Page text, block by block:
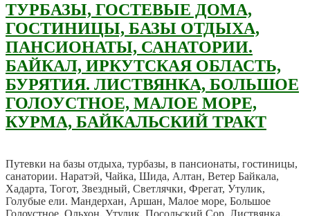
ТУРБАЗЫ, ГОСТЕВЫЕ ДОМА,
ГОСТИНИЦЫ, БАЗЫ ОТДЫХА,
ПАНСИОНАТЫ, САНАТОРИИ.
БАЙКАЛ, ИРКУТСКАЯ ОБЛАСТЬ,
БУРЯТИЯ. ЛИСТВЯНКА, БОЛЬШОЕ
ГОЛОУСТНОЕ, МАЛОЕ МОРЕ,
КУРМА, БАЙКАЛЬСКИЙ ТРАКТ
Путевки на базы отдыха, турбазы, в пансионаты, гостиницы,
санатории. Наратэй, Чайка, Шида, Алтан, Ветер Байкала,
Хадарта, Тогот, Звездный, Светлячки, Фрегат, Утулик,
Голубые ели. Мандерхан, Аршан, Малое море, Большое
Голоустное, Ольхон, Утулик, Посольский Сор, Листвянка.